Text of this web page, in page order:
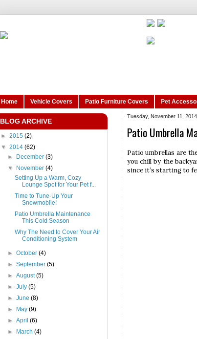
Home Vehicle Covers Patio Furniture Covers Pet
Tuesday, November 11, 2014
Patio Umbrella
Patio umbrellas are
you chill by the
since it’s starting to
BLOG ARCHIVE
► 2015 (2)
▼ 2014 (62)
►
December (3)
▼
November (4)
Setting Up a Warm, Cozy
Lounge Spot for Your Pet f...
Time to Tune-Up Your
Snowmobile!
Patio Umbrella Maintenance
This Cold Season
Why The Need to Cover Your Air
Conditioning System
► October (4)
► September (5)
► August(5)
► July (5)
► June (8)
►
May (9)
► April (6)
►
March (4)